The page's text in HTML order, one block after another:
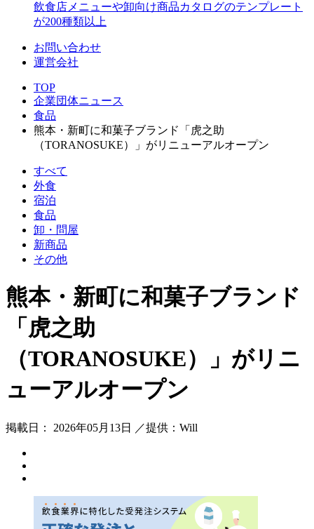
飲食店メニューや卸向け商品カタログのテンプレート
が200種類以上
お問い合わせ
運営会社
TOP
企業団体ニュース
食品
熊本・新町に和菓子ブランド「虎之助
（TORANOSUKE）」がリニューアルオープン
すべて
外食
宿泊
食品
卸・問屋
新商品
その他
熊本・新町に和菓子ブランド
「虎之助
（TORANOSUKE）」がリニ
ューアルオープン
掲載日： 2026年05月13日 ／提供：Will